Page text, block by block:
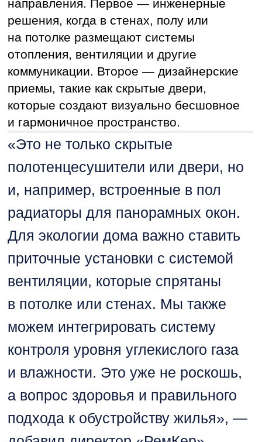
штукатурка или панели. Такой подход
позволяет сохранять геометрию
помещения, создавая эффект цельного,
продуманного до мелочей пространства.
МЕБЕЛЬ ПОД ВАШИ
ПРИВЫЧКИ
позволяет специалистам «РемКер»
этапах — от проектирования и выбора
изготавливает на заказ кухонные
и другую корпусную мебель
«Мы определяем все нюансы
помещения на этапе
проектирования и создаем мебель,
частью пространства — идеально
вписывается в габариты, стиль
и функциональное назначение